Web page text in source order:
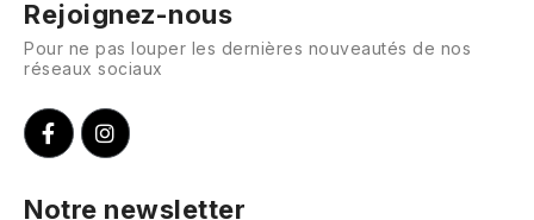
Rejoignez-nous
Pour ne pas louper les dernières nouveautés de nos
réseaux sociaux
Notre newsletter